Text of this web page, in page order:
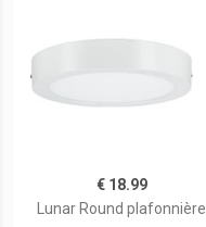
€ 18.99
Lunar Round plafonnière